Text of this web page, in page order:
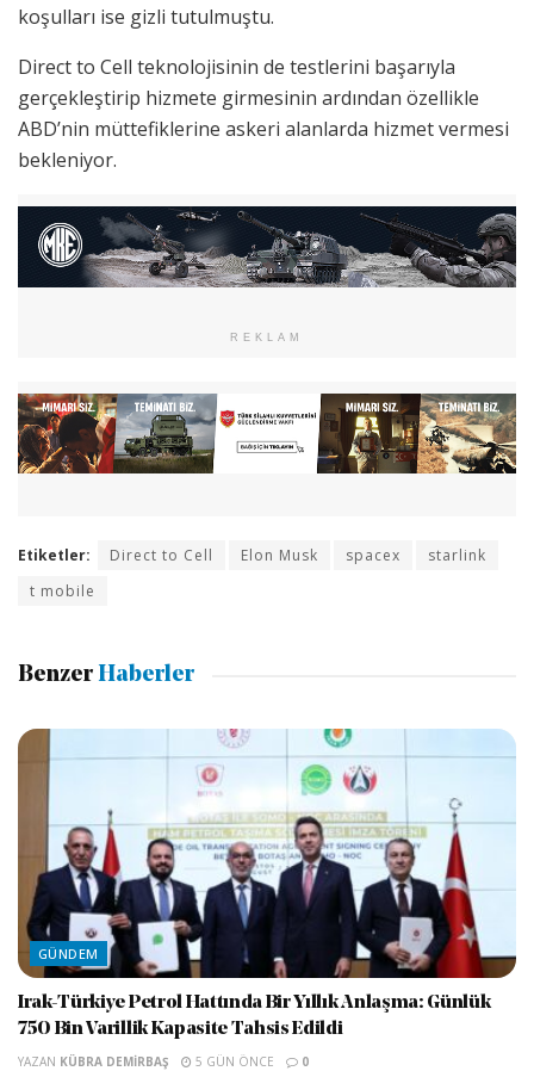
koşulları ise gizli tutulmuştu.
Direct to Cell teknolojisinin de testlerini başarıyla
gerçekleştirip hizmete girmesinin ardından özellikle
ABD’nin müttefiklerine askeri alanlarda hizmet vermesi
bekleniyor.
REKLAM
Etiketler: Direct to Cell Elon Musk spacex
starlink
t mobile
Benzer Haberler
GÜNDEM
Irak-Türkiye Petrol Hattında Bir Yıllık Anlaşma: Günlük
750 Bin Varillik Kapasite Tahsis Edildi
YAZAN KÜBRA DEMIRBAŞ 5 GÜN ÖNCE 0